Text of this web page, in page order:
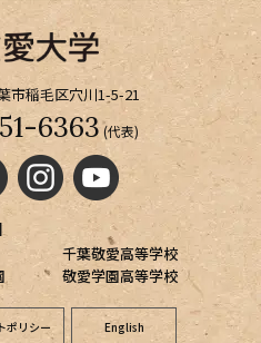
市稲毛区穴川1-5-21
6363 (代表)
千葉敬愛高等学校
敬愛学園高等学校
ポリシー English